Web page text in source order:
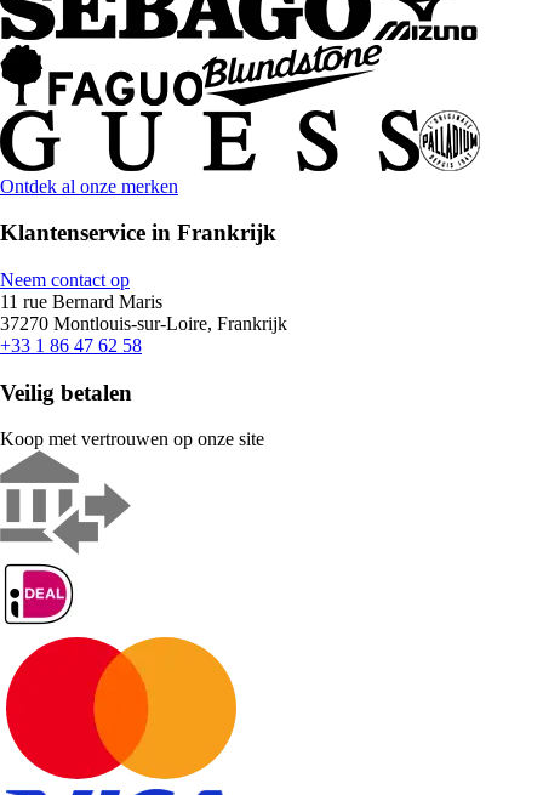
Ontdek al onze merken
Klantenservice in Frankrijk
Neem contact op
11 rue Bernard Maris
37270 Montlouis-sur-Loire, Frankrijk
+33 1 86 47 62 58
Veilig betalen
Koop met vertrouwen op onze site